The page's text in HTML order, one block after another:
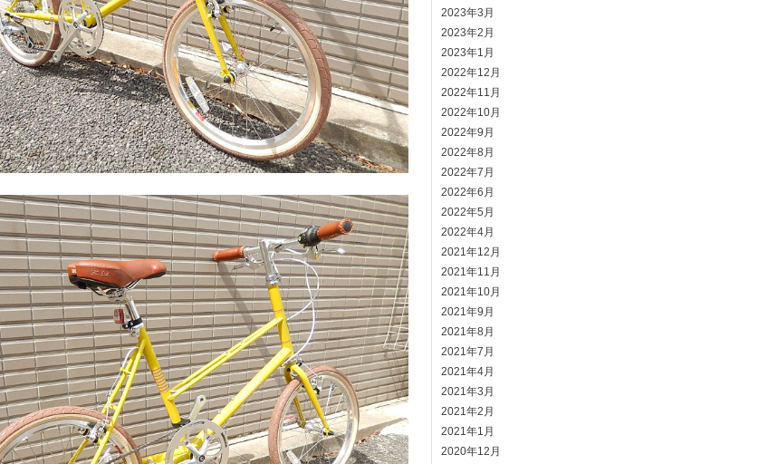
2023年3月
2023年2月
2023年1月
2022年12月
2022年11月
2022年10月
2022年9月
2022年8月
2022年7月
2022年6月
2022年5月
2022年4月
2021年12月
2021年11月
2021年10月
2021年9月
2021年8月
2021年7月
2021年4月
2021年3月
2021年2月
2021年1月
2020年12月